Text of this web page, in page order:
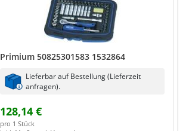
Primium 50825301583 1532864
Lieferbar auf Bestellung (Lieferzeit
anfragen).
128,14 €
pro 1 Stück